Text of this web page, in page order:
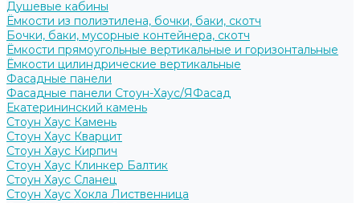
Душевые кабины
Ёмкости из полиэтилена, бочки, баки, скотч
Бочки, баки, мусорные контейнера, скотч
Ёмкости прямоугольные вертикальные и горизонтальные
Ёмкости цилиндрические вертикальные
Фасадные панели
Фасадные панели Стоун-Хаус/ЯФасад
Екатерининский камень
Стоун Хаус Камень
Стоун Хаус Кварцит
Стоун Хаус Кирпич
Стоун Хаус Клинкер Балтик
Стоун Хаус Сланец
Стоун Хаус Хокла Лиственница